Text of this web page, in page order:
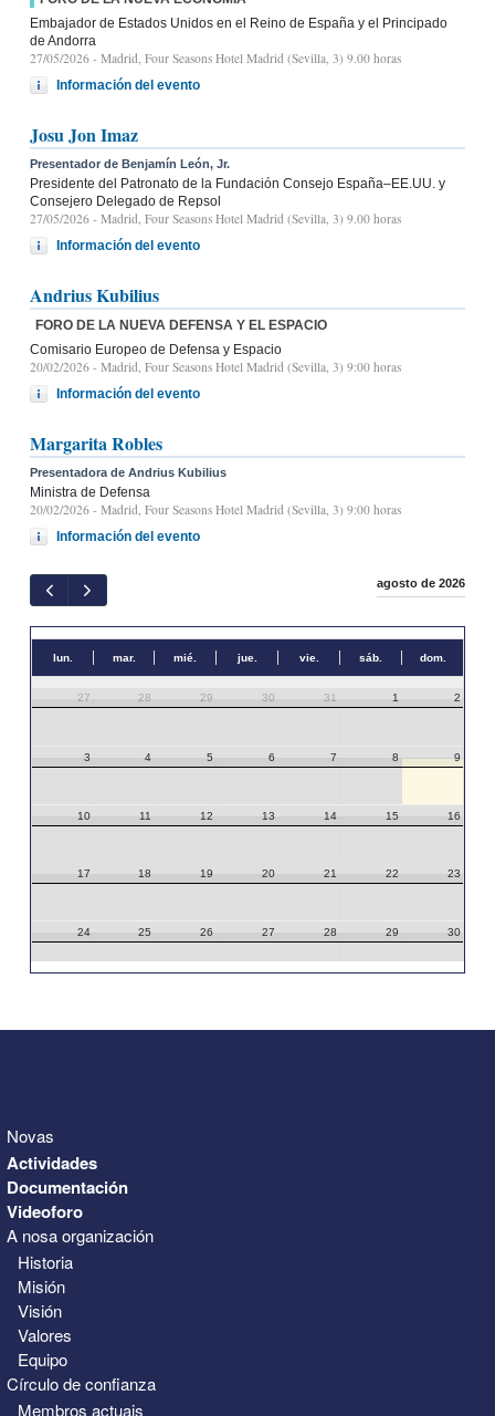
Embajador de Estados Unidos en el Reino de España y el Principado
de Andorra
27/05/2026 - Madrid, Four Seasons Hotel Madrid (Sevilla, 3) 9.00 horas
Información del evento
Josu Jon Imaz
Presentador de Benjamín León, Jr.
Presidente del Patronato de la Fundación Consejo España–EE.UU. y
Consejero Delegado de Repsol
27/05/2026 - Madrid, Four Seasons Hotel Madrid (Sevilla, 3) 9.00 horas
Información del evento
Andrius Kubilius
FORO DE LA NUEVA DEFENSA Y EL ESPACIO
Comisario Europeo de Defensa y Espacio
20/02/2026 - Madrid, Four Seasons Hotel Madrid (Sevilla, 3) 9:00 horas
Información del evento
Margarita Robles
Presentadora de Andrius Kubilius
Ministra de Defensa
20/02/2026 - Madrid, Four Seasons Hotel Madrid (Sevilla, 3) 9:00 horas
Información del evento
agosto de 2026
lun. mar. mié. jue. vie. sáb. dom.
27 28 29 30 31 1 2
3 4 5 6 7 8 9
10 11 12 13 14 15 16
17 18 19 20 21 22 23
24 25 26 27 28 29 30
Novas
Actividades
Documentación
Videoforo
A nosa organización
Historia
Misión
Visión
Valores
Equipo
Círculo de confianza
Membros actuais